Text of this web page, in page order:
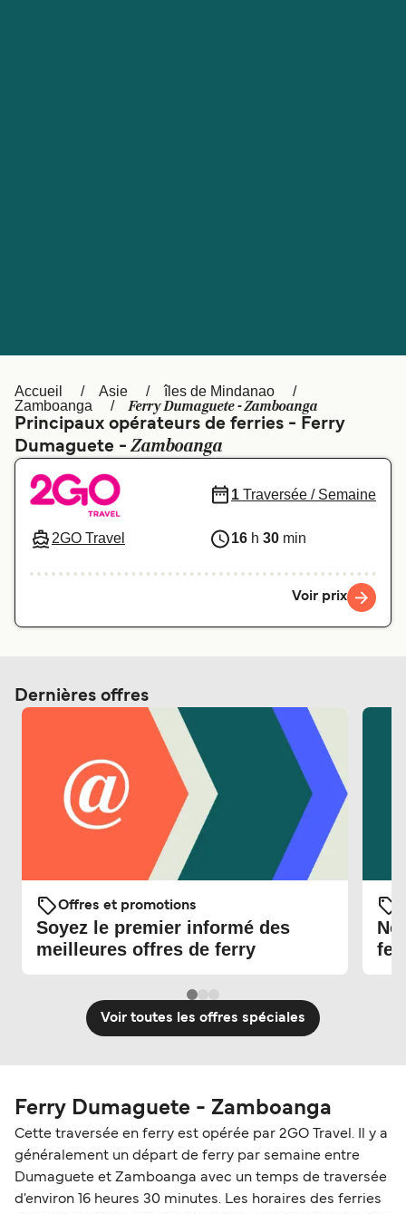
Canada België (NL)
Ελλάδα
Deutschland
Norge
Accueil Asie
îles de Mindanao
Zamboanga
Ferry Dumaguete - Zamboanga
Principaux opérateurs de ferries - Ferry
Dumaguete -Zamboanga
2GO Travel
1 Traversée / Semaine
16 h 30 min
Voir prix
Dernières offres
Offres et promotions
Soyez le premier informé des
meilleures offres de ferry
Voir toutes les offres spéciales
Ferry Dumaguete - Zamboanga
Cette traversée en ferry est opérée par 2GO Travel. Il y a
généralement un départ de ferry par semaine entre
Dumaguete et Zamboanga avec un temps de traversée
d'environ 16 heures 30 minutes. Les horaires des ferries